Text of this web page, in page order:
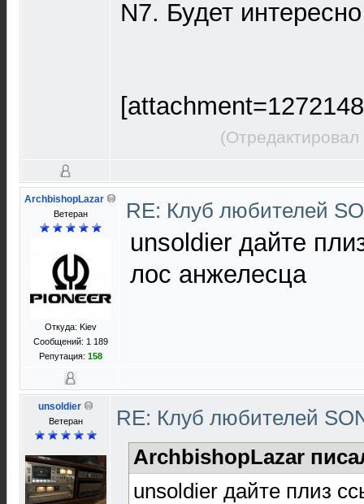
N7. Будет
ArchbishopLazar
Ветеран
Откуда: Kiev
Сообщений: 1 189
Репутация: 158
RE: Клуб любителей
unsoldier дайте
лос анжелесца
unsoldier
Ветеран
RE: Клуб любителей
ArchbishopLazar
unsoldier дайте плиз